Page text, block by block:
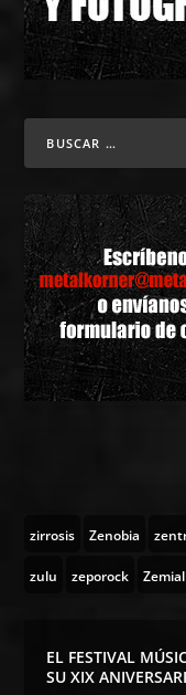
zirrosis Zenobia
zulu zeporock Zemial
EL FESTIVAL
SU XIX